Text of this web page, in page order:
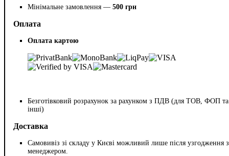
Мінімальне замовлення — 500 грн
Оплата
Оплата картою
Безготівковий розрахунок за рахунком з ПДВ (для ТОВ, ФОП та
інші)
Доставка
Самовивіз зі складу у Києві можливий лише після узгодження з
менеджером.